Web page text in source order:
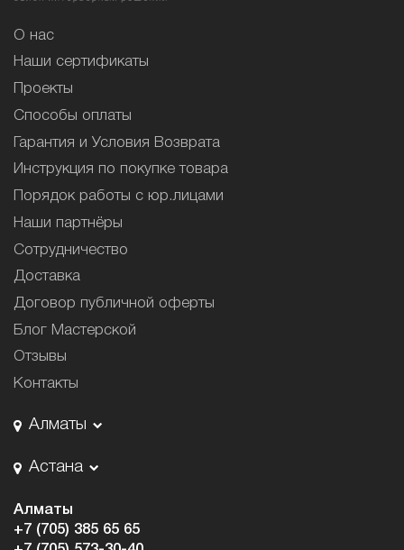
О нас
Наши сертификаты
Проекты
Способы оплаты
Гарантия и Условия Возврата
Инструкция по покупке товара
Порядок работы с юр.лицами
Наши партнёры
Сотрудничество
Доставка
Договор публичной оферты
Блог Мастерской
Отзывы
Контакты
Алматы
Астана
Алматы
+7 (705) 385 65 65